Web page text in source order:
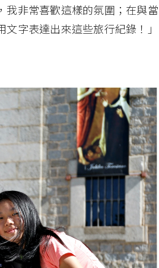
我非常喜歡這樣的氛圍；在與當
字表達出來這些旅行紀錄！」